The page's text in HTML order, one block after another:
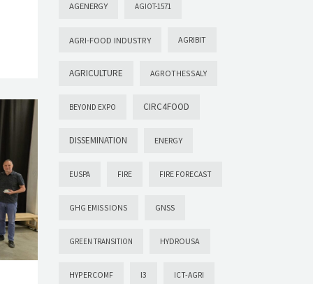
AGENERGY AGIOT-1571
AGRI-FOOD INDUSTRY AGRIBIT
AGRICULTURE AGROTHESSALY
BEYOND EXPO CIRC4FOOD
DISSEMINATION ENERGY
EUSPA FIRE FIRE FORECAST
GHG EMISSIONS GNSS
GREEN TRANSITION HYDROUSA
HYPERCOMF I3 ICT-AGRI